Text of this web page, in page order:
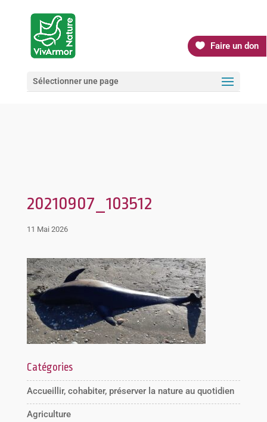
Faire un don
Sélectionner une page
20210907_103512
11 Mai 2026
Catégories
Accueillir, cohabiter, préserver la nature au quotidien
Agriculture